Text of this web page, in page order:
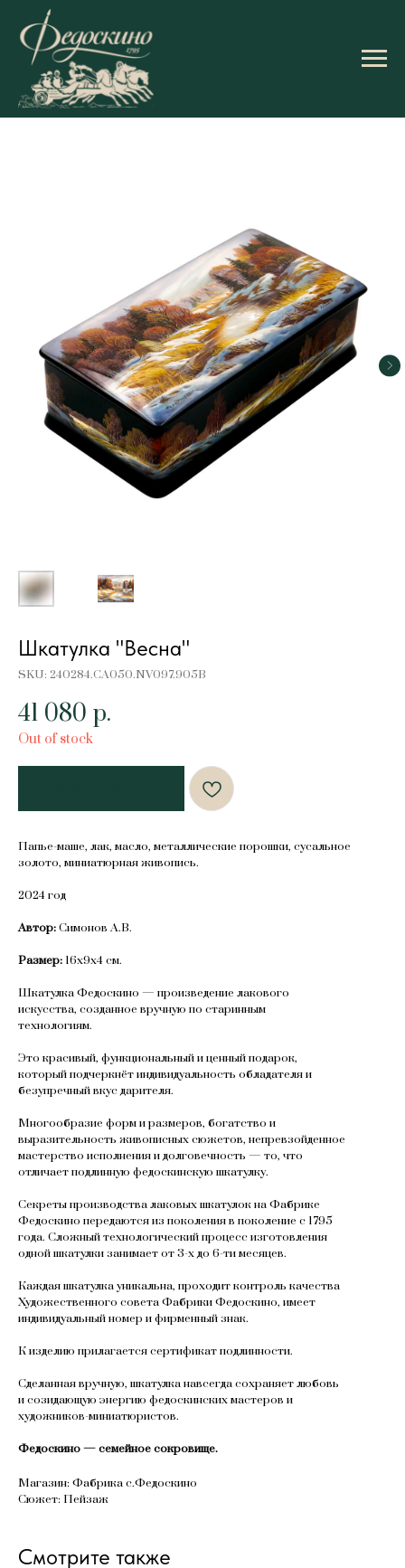
Шкатулка "Весна"
SKU: 240284.CA050.NV097.905B
41 080 р.
Out of stock
Папье-маше, лак, масло, металлические порошки, сусальное
золото, миниатюрная живопись.
2024 год
Автор:Симонов А.В.
Размер: 16х9х4 см.
Шкатулка Федоскино — произведение лакового
искусства, созданное вручную по старинным
технологиям.
Это красивый, функциональный и ценный подарок,
который подчеркнёт индивидуальность обладателя и
безупречный вкус дарителя.
Многообразие форм и размеров, богатство и
выразительность живописных сюжетов, непревзойденное
мастерство исполнения и долговечность — то, что
отличает подлинную федоскинскую шкатулку.
Секреты производства лаковых шкатулок на Фабрике
Федоскино передаются из поколения в поколение с 1795
года. Сложный технологический процесс изготовления
одной шкатулки занимает от 3-х до 6-ти месяцев.
Каждая шкатулка уникальна, проходит контроль качества
Художественного совета Фабрики Федоскино, имеет
индивидуальный номер и фирменный знак.
К изделию прилагается сертификат подлинности.
Сделанная вручную, шкатулка навсегда сохраняет любовь
и созидающую энергию федоскинских мастеров и
художников-миниатюристов.
Федоскино — семейное сокровище.
Магазин: Фабрика с.Федоскино
Сюжет: Пейзаж
Смотрите также